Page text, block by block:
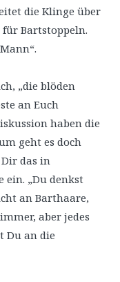
die Klinge über
für Bartstoppeln.
„die blöden
an Euch
haben die
geht es doch
Dir das in
ein. „Du denkst
an Barthaare,
aber jedes
Du an die